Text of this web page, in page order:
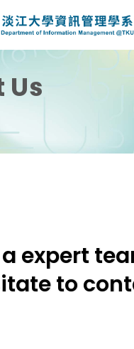
expert
to